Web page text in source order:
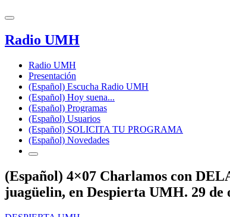
Radio UMH
Radio UMH
Presentación
(Español) Escucha Radio UMH
(Español) Hoy suena...
(Español) Programas
(Español) Usuarios
(Español) SOLICITA TU PROGRAMA
(Español) Novedades
(Español) 4×07 Charlamos con
juagüelin, en Despierta UMH. 29 de